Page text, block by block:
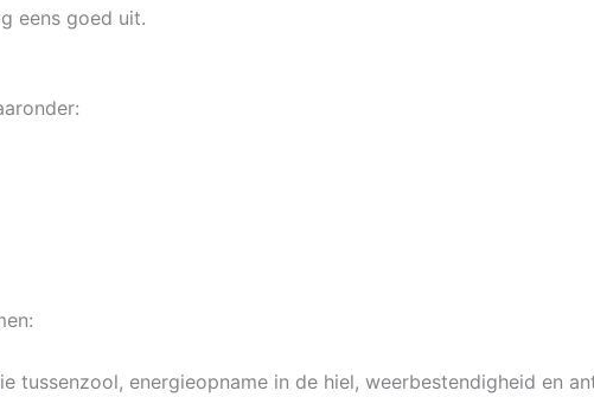
eens goed uit.
tussenzool, energieopname in de hiel, weerbestendigheid en